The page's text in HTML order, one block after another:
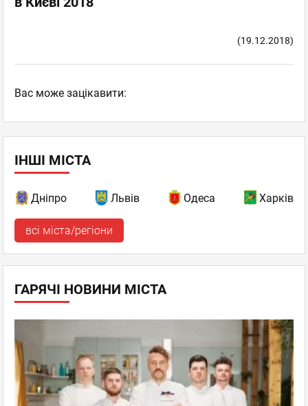
(19.12.2018)
Вас може зацікавити:
ІНШІ МІСТА
Дніпро Львів Одеса Харків
всі міста/регіони
ГАРЯЧІ НОВИНИ МІСТА